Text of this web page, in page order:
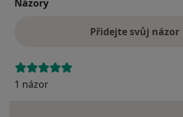
Názory
Přidejte svůj názor
1 názor